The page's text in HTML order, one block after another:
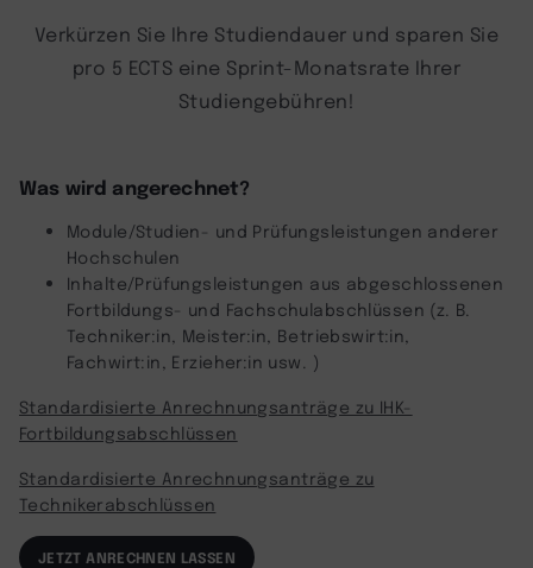
Verkürzen Sie Ihre Studiendauer und sparen Sie
pro 5 ECTS eine Sprint-Monatsrate Ihrer
Studiengebühren!
Was wird angerechnet?
Module/Studien- und Prüfungsleistungen anderer
Hochschulen
Inhalte/Prüfungsleistungen aus abgeschlossenen
Fortbildungs- und Fachschulabschlüssen (z. B.
Techniker:in, Meister:in, Betriebswirt:in,
Fachwirt:in, Erzieher:in usw. )
Standardisierte Anrechnungsanträge zu IHK-
Fortbildungsabschlüssen
Standardisierte Anrechnungsanträge zu
Technikerabschlüssen
JETZT ANRECHNEN LASSEN